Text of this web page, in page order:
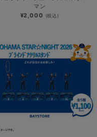
マン
¥2,000 (税込)